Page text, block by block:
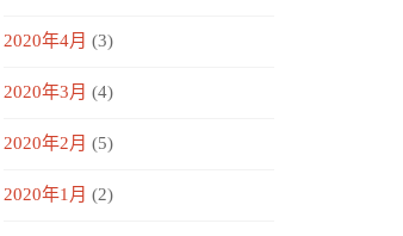
2020年4月 (3)
2020年3月 (4)
2020年2月 (5)
2020年1月 (2)